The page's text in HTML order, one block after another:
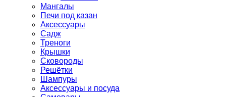
Мангалы
Печи под казан
Аксессуары
Садж
Треноги
Крышки
Сковороды
Решётки
Шампуры
Аксессуары и посуда